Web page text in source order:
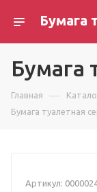
Бумага
Главная —
Бумага туалетная
Артикул: